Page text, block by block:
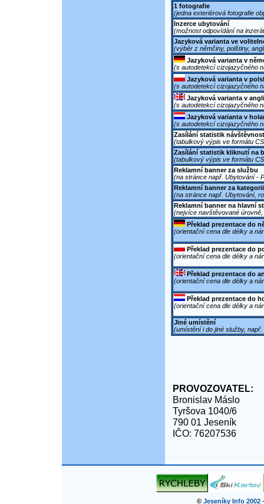
1 fotografie
(jedna exteriérová fotografie
Inzerce ubytování
(možnost odpovídání na
Jazyková varianta ve
(výběr z němčiny, polštiny,
Jazyková varianta v
(s autodetekcí cizojazyčného
Jazyková varianta v
(s autodetekcí cizojazyčného
Jazyková varianta v
(s autodetekcí cizojazyčného
Jazyková varianta v
(s autodetekcí cizojazyčného
Zasílání statistik
(tabulkový výpis ve formátu
Zasílání statistik kliknutí na
(tabulkový výpis ve formátu
Reklamní banner za službu
(na stránce např. Ubytování -
Reklamní banner za kategorii
(na stránce např. Ubytování,
Reklamní banner na hlavní
(nejvíce navštěvované
Překlad prezentace do
(orientační cena dle délky a
Překlad prezentace do
(orientační cena dle délky a
Překlad prezentace do
(orientační cena dle délky a
Překlad prezentace do
(orientační cena dle délky a
Jiné umístění
(umístění i do jiné služby,
PROVOZOVATEL:
Bronislav Máslo
Tyršova 1040/6
790 01 Jeseník
IČO: 76207536
© Jeseníky Info 2002